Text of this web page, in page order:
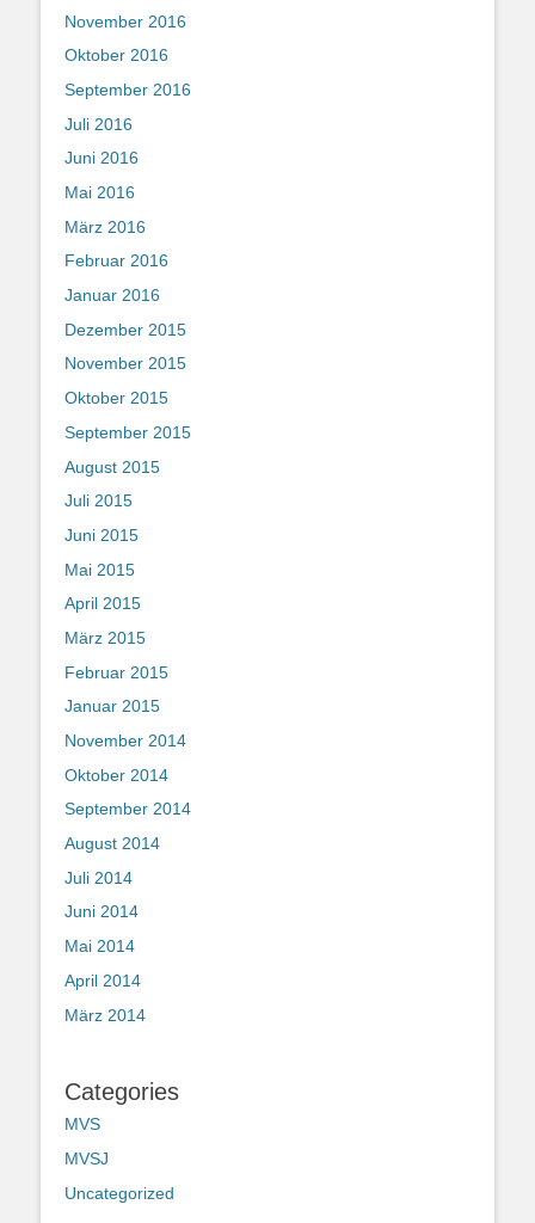
November 2016
Oktober 2016
September 2016
Juli 2016
Juni 2016
Mai 2016
März 2016
Februar 2016
Januar 2016
Dezember 2015
November 2015
Oktober 2015
September 2015
August 2015
Juli 2015
Juni 2015
Mai 2015
April 2015
März 2015
Februar 2015
Januar 2015
November 2014
Oktober 2014
September 2014
August 2014
Juli 2014
Juni 2014
Mai 2014
April 2014
März 2014
Categories
MVS
MVSJ
Uncategorized